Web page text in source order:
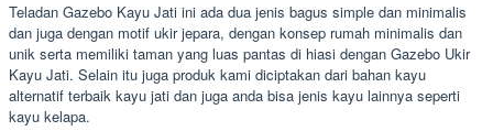
Teladan Gazebo Kayu Jati ini ada dua jenis bagus simple dan minimalis
dan juga dengan motif ukir jepara, dengan konsep rumah minimalis dan
unik serta memiliki taman yang luas pantas di hiasi dengan Gazebo Ukir
Kayu Jati. Selain itu juga produk kami diciptakan dari bahan kayu
alternatif terbaik kayu jati dan juga anda bisa jenis kayu lainnya seperti
kayu kelapa.